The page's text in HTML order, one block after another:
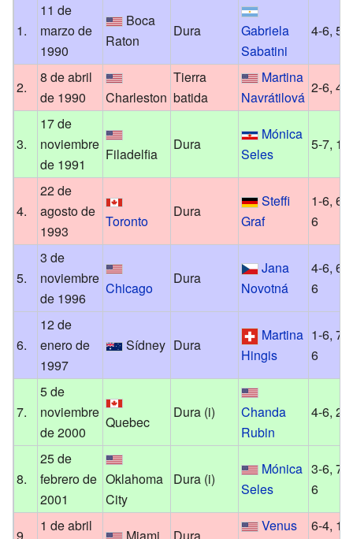
1.
11 de
marzo de
1990
Boca
Raton
Dura
Gabriela
Sabatini
4-6, 5-
2.
8 de abril
de 1990
Charleston
Tierra
batida
Martina
Navrátilová
2-6, 4-
3.
17 de
noviembre
de 1991
Filadelfia
Dura
Mónica
Seles
5-7, 1-
4.
22 de
agosto de
1993
Toronto
Dura
Steffi
Graf
1-6, 6-
6
5.
3 de
noviembre
de 1996
Chicago
Dura
Jana
Novotná
4-6, 6-
6
6.
12 de
enero de
1997
Sídney Dura
Martina
Hingis
1-6, 7-
6
7.
5 de
noviembre
de 2000
Quebec
Dura (i)
Chanda
Rubin
4-6, 2-
8.
25 de
febrero de
2001
Oklahoma
City
Dura (i)
Mónica
Seles
3-6, 7-
6
1 de abril
Venus
6-4, 1-